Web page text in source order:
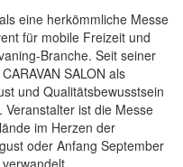
eine herkömmliche Messe
für mobile Freizeit und
Branche. Seit seiner
SALON als
und Qualitätsbewusstsein
ist die Messe
im Herzen der
oder Anfang September